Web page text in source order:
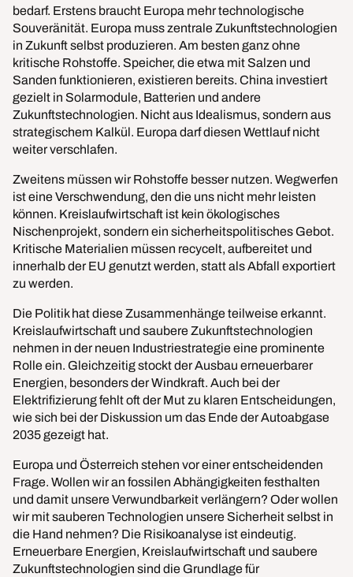
bedarf. Erstens braucht Europa mehr technologische
Souveränität. Europa muss zentrale Zukunftstechnologien
in Zukunft selbst produzieren. Am besten ganz ohne
kritische Rohstoffe. Speicher, die etwa mit Salzen und
Sanden funktionieren, existieren bereits. China investiert
gezielt in Solarmodule, Batterien und andere
Zukunftstechnologien. Nicht aus Idealismus, sondern aus
strategischem Kalkül. Europa darf diesen Wettlauf nicht
weiter verschlafen.
Zweitens müssen wir Rohstoffe besser nutzen. Wegwerfen
ist eine Verschwendung, den die uns nicht mehr leisten
können. Kreislaufwirtschaft ist kein ökologisches
Nischenprojekt, sondern ein sicherheitspolitisches Gebot.
Kritische Materialien müssen recycelt, aufbereitet und
innerhalb der EU genutzt werden, statt als Abfall exportiert
zu werden.
Die Politik hat diese Zusammenhänge teilweise erkannt.
Kreislaufwirtschaft und saubere Zukunftstechnologien
nehmen in der neuen Industriestrategie eine prominente
Rolle ein. Gleichzeitig stockt der Ausbau erneuerbarer
Energien, besonders der Windkraft. Auch bei der
Elektrifizierung fehlt oft der Mut zu klaren Entscheidungen,
wie sich bei der Diskussion um das Ende der Autoabgase
2035 gezeigt hat.
Europa und Österreich stehen vor einer entscheidenden
Frage. Wollen wir an fossilen Abhängigkeiten festhalten
und damit unsere Verwundbarkeit verlängern? Oder wollen
wir mit sauberen Technologien unsere Sicherheit selbst in
die Hand nehmen? Die Risikoanalyse ist eindeutig.
Erneuerbare Energien, Kreislaufwirtschaft und saubere
Zukunftstechnologien sind die Grundlage für